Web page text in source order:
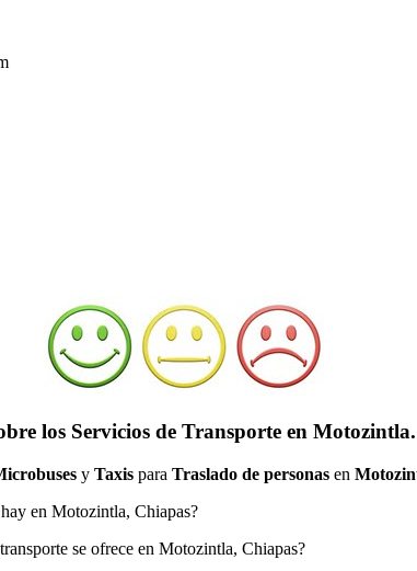
los Servicios de Transporte en Motozintla.
y Taxis para Traslado de personas en
en Motozintla, Chiapas?
se ofrece en Motozintla, Chiapas?